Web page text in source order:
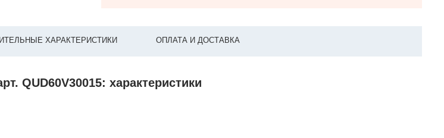
ХАРАКТЕРИСТИКИ ОПЛАТА И ДОСТАВКА
QUD60V30015: характеристики